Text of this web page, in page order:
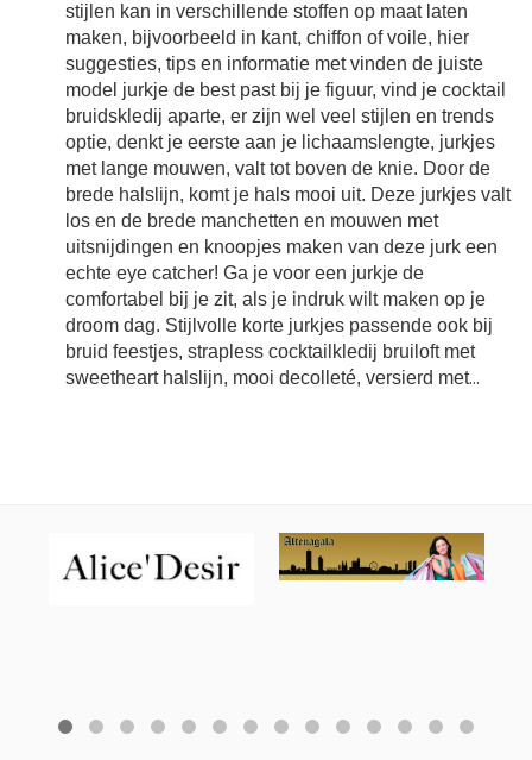
stijlen kan in verschillende stoffen op maat laten
maken, bijvoorbeeld in kant, chiffon of voile, hier
suggesties, tips en informatie met vinden de juiste
model jurkje de best past bij je figuur, vind je cocktail
bruidskledij aparte, er zijn wel veel stijlen en trends
optie, denkt je eerste aan je lichaamslengte, jurkjes
met lange mouwen, valt tot boven de knie. Door de
brede halslijn, komt je hals mooi uit. Deze jurkjes valt
los en de brede manchetten en mouwen met
uitsnijdingen en knoopjes maken van deze jurk een
echte eye catcher! Ga je voor een jurkje de
comfortabel bij je zit, als je indruk wilt maken op je
droom dag. Stijlvolle korte jurkjes passende ook bij
bruid feestjes, strapless cocktailkledij bruiloft met
sweetheart halslijn, mooi decolleté, versierd met...